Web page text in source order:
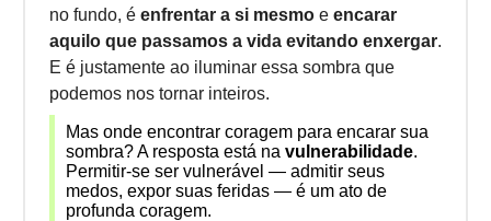
no fundo, é enfrentar a si mesmoe encarar
aquilo que passamos a vida evitando enxergar.
E é justamente ao iluminar essa sombra que
podemos nos tornar inteiros.
Mas onde encontrar coragem para encarar sua
sombra? A resposta está na vulnerabilidade.
Permitir-se ser vulnerável — admitir seus
medos, expor suas feridas — é um ato de
profunda coragem.